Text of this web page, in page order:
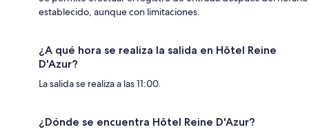
establecido, aunque con limitaciones.
¿A qué hora se realiza la salida en Hôtel Reine
D'Azur?
La salida se realiza a las 11:00.
¿Dónde se encuentra Hôtel Reine D'Azur?